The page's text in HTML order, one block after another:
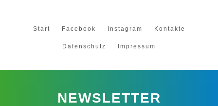
Start Facebook Instagram Kontakte
Datenschutz Impressum
NEWSLETTER